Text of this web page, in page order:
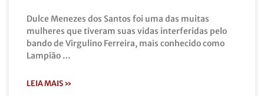
Dulce Menezes dos Santos foi uma das muitas
mulheres que tiveram suas vidas interferidas pelo
bando de Virgulino Ferreira, mais conhecido como
Lampião …
LEIA MAIS »